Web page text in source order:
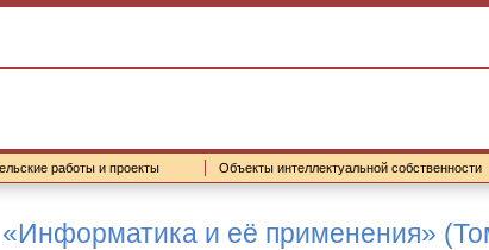
работы и проекты Объекты интеллектуальной собственности
«Информатика и её применения»